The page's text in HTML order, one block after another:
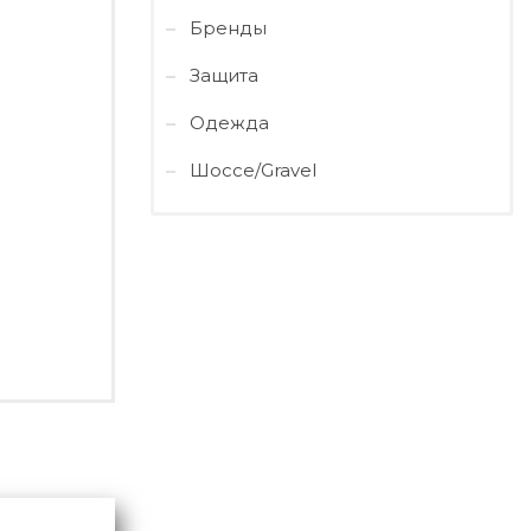
Бренды
Защита
Одежда
Шоссе/Gravel